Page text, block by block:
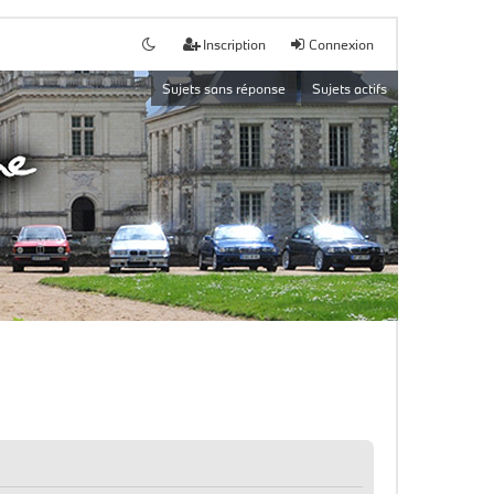
Connexion
Inscription
Sujets sans réponse Sujets actifs